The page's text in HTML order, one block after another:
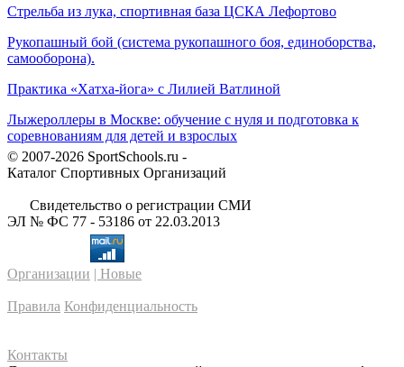
Стрельба из лука, спортивная база ЦСКА Лефортово
Рукопашный бой (система рукопашного боя, единоборства,
самооборона).
Практика «Хатха-йога» с Лилией Ватлиной
Лыжероллеры в Москве: обучение с нуля и подготовка к
соревнованиям для детей и взрослых
© 2007-2026 SportSchools.ru -
Каталог Спортивных Организаций
Свидетельство о регистрации СМИ
ЭЛ № ФС 77 - 53186 от 22.03.2013
Организации | Новые
Правила Конфиденциальность
Контакты